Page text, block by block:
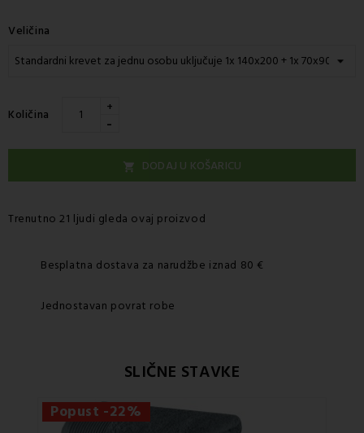
Veličina
Količina +
-
 DODAJ U KOŠARICU
Trenutno 21 ljudi gleda ovaj proizvod
Besplatna dostava za narudžbe iznad 80 €
Jednostavan povrat robe
SLIČNE STAVKE
Popust -22%